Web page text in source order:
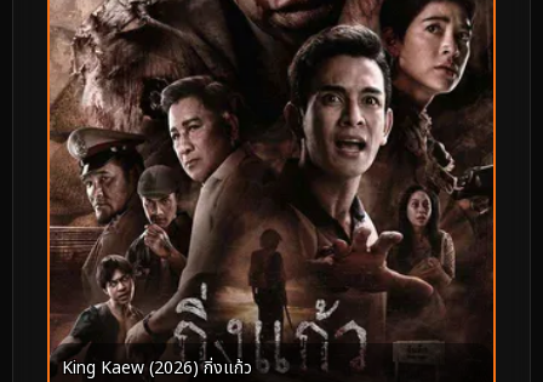
King Kaew (2026) กิ่งแก้ว